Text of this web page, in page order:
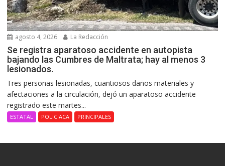
agosto 4, 2026 La Redacción
Se registra aparatoso accidente en autopista
bajando las Cumbres de Maltrata; hay al menos 3
lesionados.
Tres personas lesionadas, cuantiosos daños materiales y
afectaciones a la circulación, dejó un aparatoso accidente
registrado este martes...
ESTATAL POLICIACA PRINCIPALES